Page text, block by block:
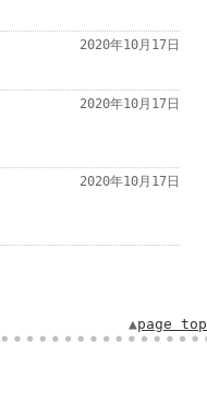
2020年10月17日
2020年10月17日
2020年10月17日
▲page top